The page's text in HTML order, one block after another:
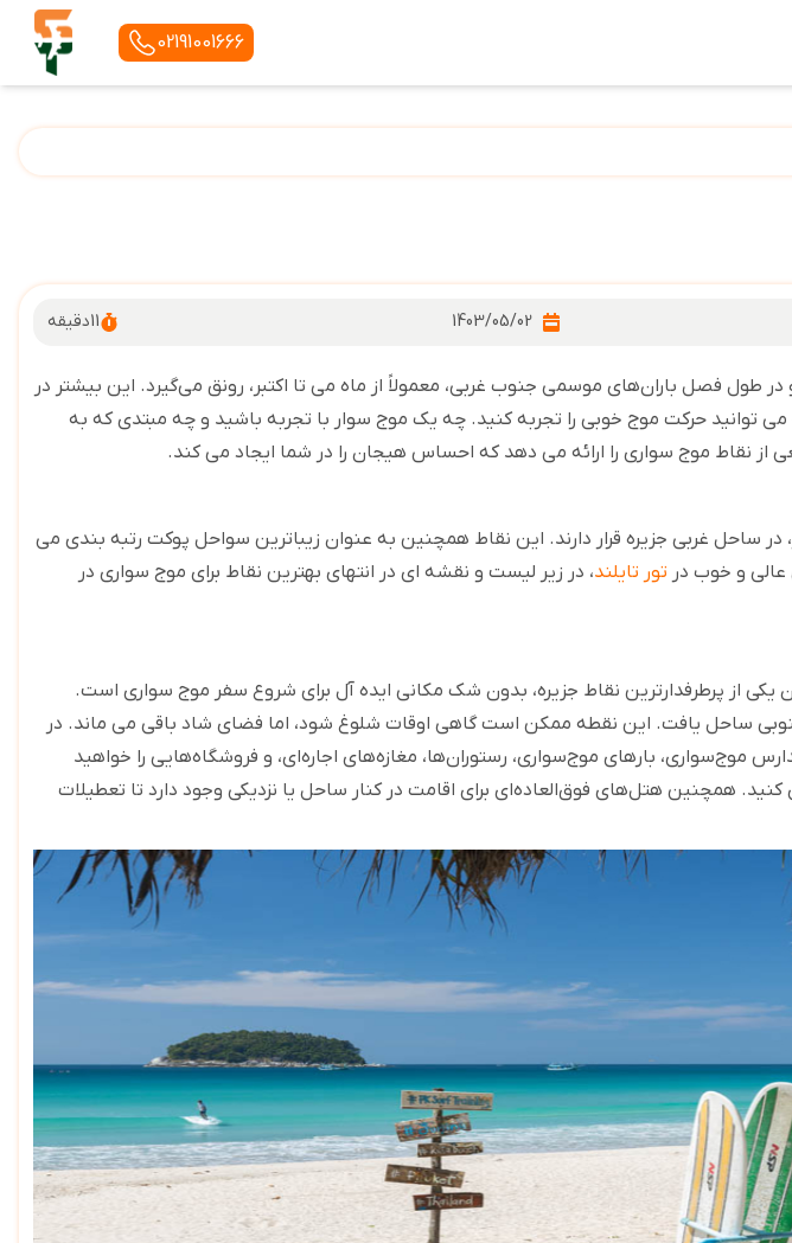
02191001666
1403/05/02
11دقیقه
طول فصل باران‌های موسمی جنوب غربی، معمولاً از ماه می تا اکتبر، رونق می‌گیرد. این بیشتر در
می توانید حرکت موج خوبی را تجربه کنید. چه یک موج سوار با تجربه باشید و چه مبتدی که به
از نقاط موج سواری را ارائه می دهد که احساس هیجان را در شما ایجاد می کند.
در ساحل غربی جزیره قرار دارند. این نقاط همچنین به عنوان زیباترین سواحل پوکت رتبه بندی می
و خوب در تور تایلند، در زیر لیست و نقشه ای در انتهای بهترین نقاط برای موج سواری در
از پرطرفدارترین نقاط جزیره، بدون شک مکانی ایده آل برای شروع سفر موج سواری است.
ساحل یافت. این نقطه ممکن است گاهی اوقات شلوغ شود، اما فضای شاد باقی می ماند. در
موج‌سواری، بارهای موج‌سواری، رستوران‌ها، مغازه‌های اجاره‌ای، و فروشگاه‌هایی را خواهید
کنید. همچنین هتل‌های فوق‌العاده‌ای برای اقامت در کنار ساحل یا نزدیکی وجود دارد تا تعطیلات